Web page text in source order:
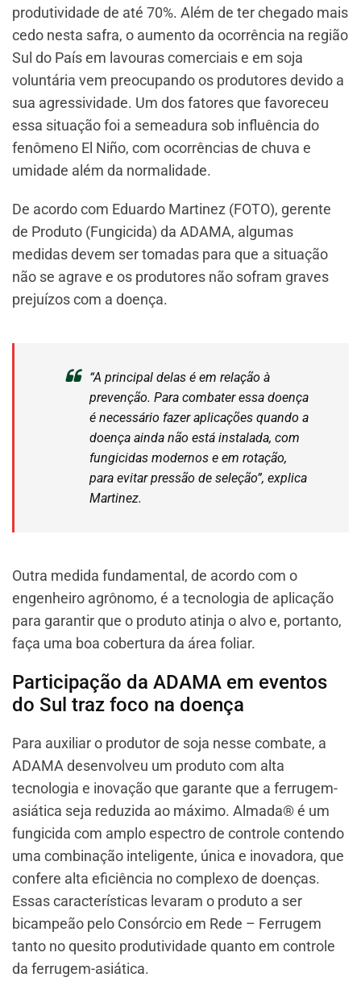
produtividade de até 70%. Além de ter chegado mais
cedo nesta safra, o aumento da ocorrência na região
Sul do País em lavouras comerciais e em soja
voluntária vem preocupando os produtores devido a
sua agressividade. Um dos fatores que favoreceu
essa situação foi a semeadura sob influência do
fenômeno El Niño, com ocorrências de chuva e
umidade além da normalidade.
De acordo com Eduardo Martinez (FOTO), gerente
de Produto (Fungicida) da ADAMA, algumas
medidas devem ser tomadas para que a situação
não se agrave e os produtores não sofram graves
prejuízos com a doença.
“A principal delas é em relação à
prevenção. Para combater essa doença
é necessário fazer aplicações quando a
doença ainda não está instalada, com
fungicidas modernos e em rotação,
para evitar pressão de seleção”, explica
Martinez.
Outra medida fundamental, de acordo com o
engenheiro agrônomo, é a tecnologia de aplicação
para garantir que o produto atinja o alvo e, portanto,
faça uma boa cobertura da área foliar.
Participação da ADAMA em eventos
do Sul traz foco na doença
Para auxiliar o produtor de soja nesse combate, a
ADAMA desenvolveu um produto com alta
tecnologia e inovação que garante que a ferrugem-
asiática seja reduzida ao máximo. Almada® é um
fungicida com amplo espectro de controle contendo
uma combinação inteligente, única e inovadora, que
confere alta eficiência no complexo de doenças.
Essas características levaram o produto a ser
bicampeão pelo Consórcio em Rede – Ferrugem
tanto no quesito produtividade quanto em controle
da ferrugem-asiática.